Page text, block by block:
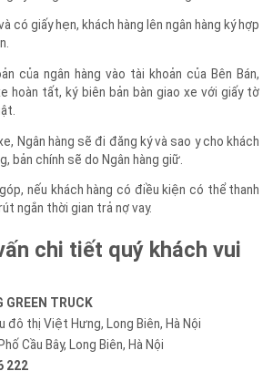
ký đăng kiểm xe cho khách hàng.
của ngân hàng vào tài khoản của Bên Bán,
bản chính sẽ do Ngân hàng giữ.
ngắn thời gian trả nợ vay.
chi tiết quý khách vui
GREEN TRUCK
đô thị Việt Hưng, Long Biên, Hà Nội